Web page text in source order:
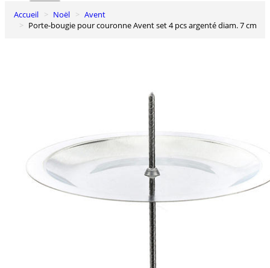
0
Panier
Accueil Noël
Avent
Porte-bougie pour couronne Avent set 4 pcs argenté diam. 7 cm